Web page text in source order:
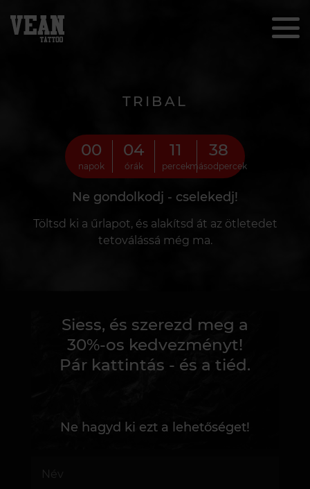
TRIBAL
00
napok
04
órák
11
percek
36
másodpercek
Ne gondolkodj - cselekedj!
Töltsd ki a űrlapot, és alakítsd át az ötletedet
tetoválássá még ma.
Siess, és szerezd meg a
30%-os kedvezményt!
Pár kattintás - és a tiéd.
Ne hagyd ki ezt a lehetőséget!